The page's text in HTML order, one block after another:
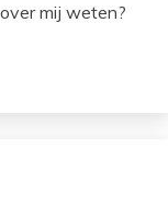
mij weten?